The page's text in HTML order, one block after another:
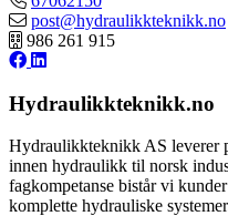
post@hydraulikkteknikk.no
986 261 915
Hydraulikkteknikk.no
Hydraulikkteknikk AS leverer
innen hydraulikk til norsk
fagkompetanse bistår vi
komplette hydrauliske